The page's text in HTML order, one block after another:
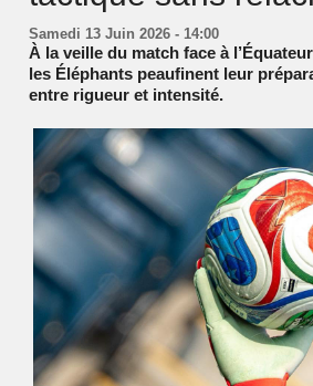
Samedi 13 Juin 2026 - 14:00
À la veille du match face à
les Éléphants peaufinent leur
entre rigueur et intensité.